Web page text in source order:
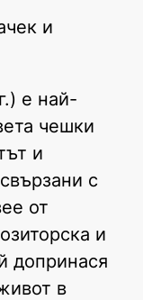
и
е най-
чешки
и
с
от
и
допринася
в